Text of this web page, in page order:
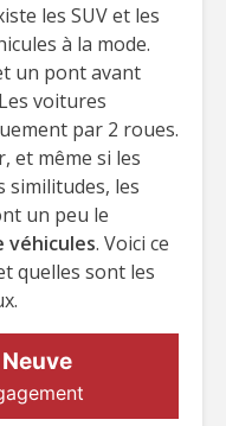
les SUV et les
à la mode.
un pont avant
voitures
par 2 roues.
et même si les
similitudes, les
un peu le
véhicules. Voici ce
quelles sont les